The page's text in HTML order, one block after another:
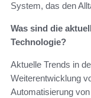
System, das den
Was sind die
Technologie?
Aktuelle Trends in
Weiterentwicklung
Automatisierung